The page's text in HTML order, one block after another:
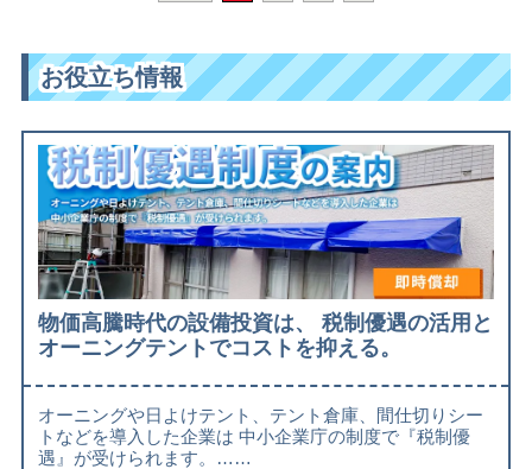
お役立ち情報
物価高騰時代の設備投資は、 税制優遇の活用と
オーニングテントでコストを抑える。
オーニングや日よけテント、テント倉庫、間仕切りシー
トなどを導入した企業は 中小企業庁の制度で『税制優
遇』が受けられます。……